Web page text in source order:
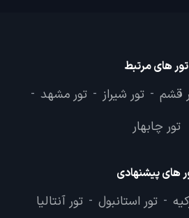
تور های مرتبط
قشم - تور شیراز - تور مشهد -
تور چابهار
های پیشنهادی
- تور استانبول - تور آنتالیا